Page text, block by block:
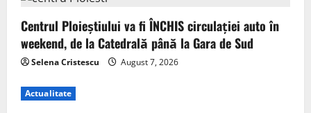
Centrul Ploieștiului va fi ÎNCHIS circulației auto în
weekend, de la Catedrală până la Gara de Sud
Selena Cristescu August 7, 2026
Actualitate